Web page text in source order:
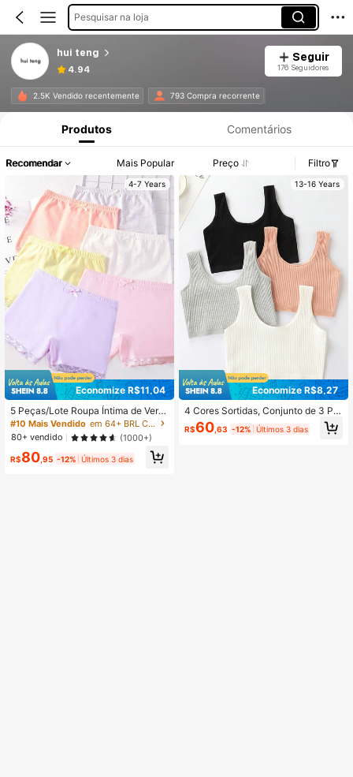
Pesquisar na loja
hui teng
4.94
Seguir
176 Seguidores
2.5K Vendido recentemente 793 Compra recorrente
Produtos Comentários
Recomendar Mais Popular Preço Filtro
4-7 Years
Economize R$11,04
5 Peças/Lote Roupa Íntima de Verã
o para Menina Jovem em 6 Cores A
leatórias, Leggings, Shorts Boxer co
m Renda
#10 Mais Vendido
em 64+ BRL Calcinhas para meninas
80+ vendido
(1000+)
R$80 ,95 -12% Últimos 3 dias
13-16 Years
Economize R$8,27
4 Cores Sortidas, Conjunto de 3 Pe
ças de Top Cropped Bralette de Ro
upa Íntima para Adolescentes
R$60 ,63 -12% Últimos 3 dias